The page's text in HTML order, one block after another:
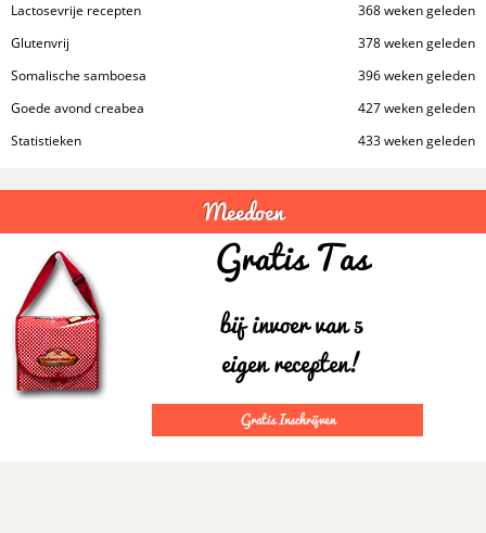
368 weken geleden
Lactosevrije recepten
378 weken geleden
Glutenvrij
396 weken geleden
Somalische samboesa
427 weken geleden
Goede avond creabea
433 weken geleden
Statistieken
Meedoen
Gratis Tas
bij invoer van 5
eigen recepten!
Gratis Inschrijven